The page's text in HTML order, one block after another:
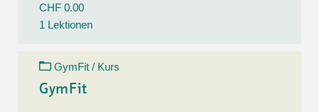
CHF 0.00
1 Lektionen
GymFit / Kurs
GymFit